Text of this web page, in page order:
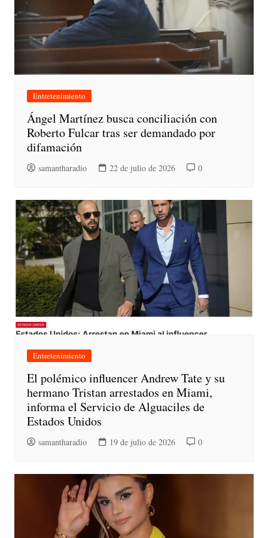
Entretenimiento
Ángel Martínez busca conciliación con
Roberto Fulcar tras ser demandado por
difamación
samantharadio 22 de julio de 2026 0
Entretenimiento
El polémico influencer Andrew Tate y su
hermano Tristan arrestados en Miami,
informa el Servicio de Alguaciles de
Estados Unidos
samantharadio 19 de julio de 2026 0